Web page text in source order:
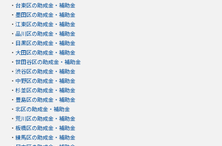
・ 台東区の助成金・補助金
・ 墨田区の助成金・補助金
・ 江東区の助成金・補助金
・ 品川区の助成金・補助金
・ 目黒区の助成金・補助金
・ 大田区の助成金・補助金
・ 世田谷区の助成金・補助金
・ 渋谷区の助成金・補助金
・ 中野区の助成金・補助金
・ 杉並区の助成金・補助金
・ 豊島区の助成金・補助金
・ 北区の助成金・補助金
・ 荒川区の助成金・補助金
・ 板橋区の助成金・補助金
・ 練馬区の助成金・補助金